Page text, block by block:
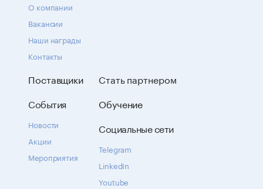
О компании
Вакансии
Наши награды
Контакты
Поставщики
События
Новости
Акции
Мероприятия
Стать партнером
Обучение
Социальные сети
Telegram
LinkedIn
Youtube